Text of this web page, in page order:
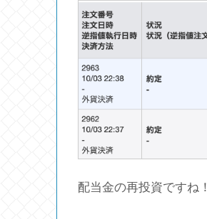
配当金の再投資ですね！